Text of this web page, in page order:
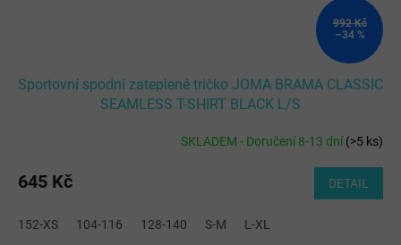
992 Kč
–34 %
Sportovní spodní zateplené tričko JOMA BRAMA CLASSIC
SEAMLESS T-SHIRT BLACK L/S
SKLADEM - Doručení 8-13 dní(>5 ks)
645 Kč DETAIL
152-XS 104-116 128-140 S-M L-XL